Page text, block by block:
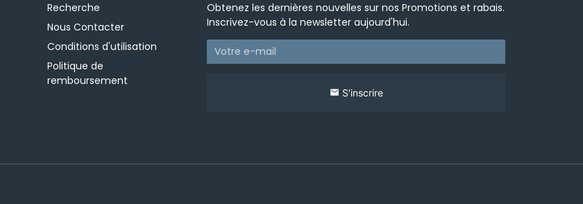
Recherche
Nous Contacter
Conditions d'utilisation
Politique de
remboursement
Obtenez les dernières nouvelles sur nos Promotions et rabais.
Inscrivez-vous à la newsletter aujourd'hui.
email S'inscrire